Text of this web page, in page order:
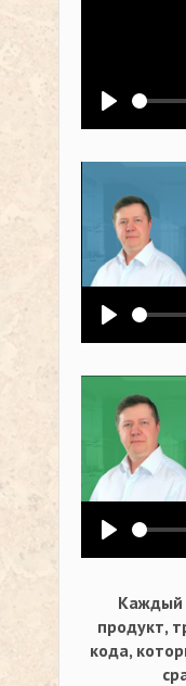
Каждый
продукт,
кода,